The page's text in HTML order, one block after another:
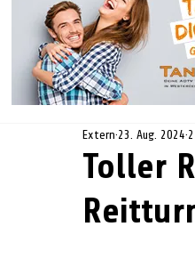
Toller
Extern 23. Aug. 2024